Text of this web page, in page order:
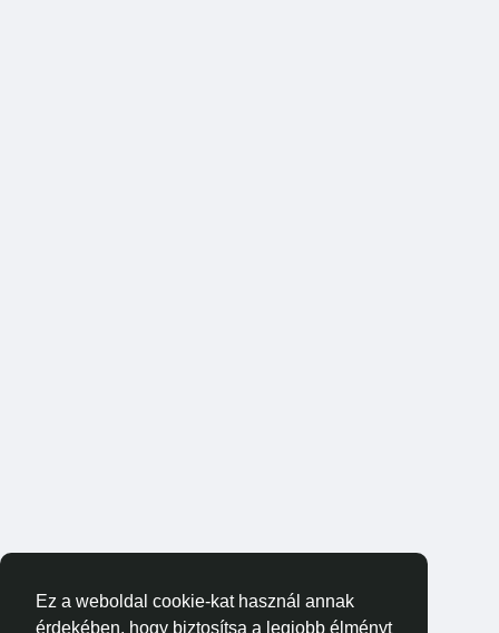
Ez a weboldal cookie-kat használ annak
érdekében, hogy biztosítsa a legjobb élményt